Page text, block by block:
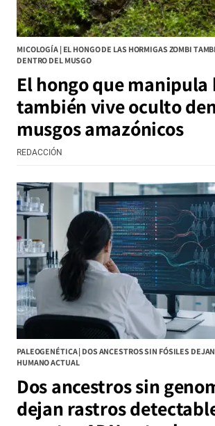
MICOLOGÍA | EL HONGO DE LAS HORMIGAS ZOMBI
DENTRO DEL MUSGO
El hongo que
también vive oculto
musgos amazónicos
REDACCIÓN
PALEOGENÉTICA | DOS ANCESTROS SIN FÓSILES
HUMANO ACTUAL
Dos ancestros sin
dejan rastros